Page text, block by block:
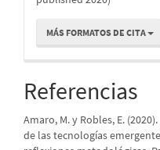
MÁS FORMATOS DE CITA
Referencias
Amaro, M. y Robles, E.
de las tecnologías